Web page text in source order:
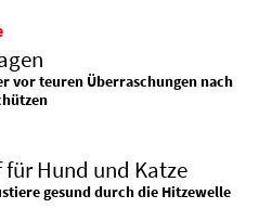
vor teuren Überraschungen nach
für Hund und Katze
gesund durch die Hitzewelle